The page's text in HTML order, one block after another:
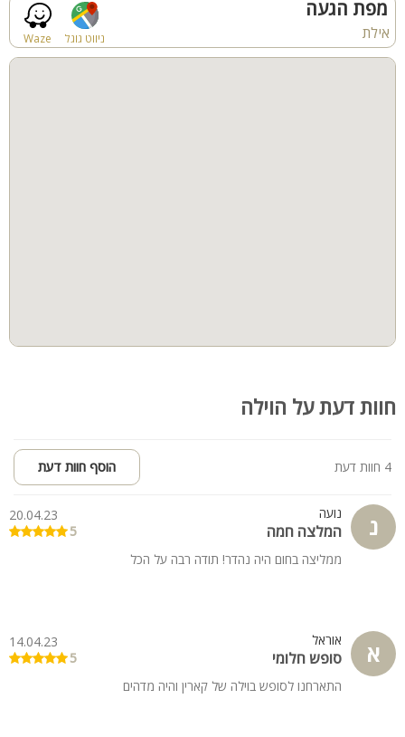
פרטים נוספים:
בית כנסת בקרבת מקום
בתוספת תשלום - ניתן להזמין ארוחות בוקר
Waze ניווט גוגל
מפת הגעה
אילת
חוות דעת על הוילה
4 חוות דעת הוסף חוות דעת
נ נועה
המלצה חמה
20.04.23
5
ממליצה בחום היה נהדר! תודה רבה על הכל
א אוראל
סופש חלומי
14.04.23
5
התארחנו לסופש בוילה של קארין והיה מדהים